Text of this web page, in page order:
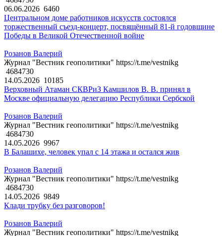
06.06.2026 6460
Центральном доме работников искусств состоялся
торжественный съезд-концерт, посвящённый 81-й годовщине
Победы в Великой Отечественной войне
Розанов Валерий
Журнал "Вестник геополитики" https://t.me/vestnikg
4684730
14.05.2026 10185
Верховный Атаман СКВРиЗ Камшилов В. В. принял в
Москве официальную делегацию Республики Сербской
Розанов Валерий
Журнал "Вестник геополитики" https://t.me/vestnikg
4684730
14.05.2026 9967
В Балашихе, человек упал с 14 этажа и остался жив
Розанов Валерий
Журнал "Вестник геополитики" https://t.me/vestnikg
4684730
14.05.2026 9849
Клади трубку без разговоров!
Розанов Валерий
Журнал "Вестник геополитики" https://t.me/vestnikg